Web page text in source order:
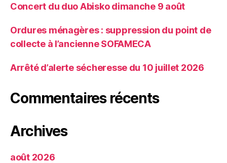
Concert du duo Abisko dimanche 9 août
Ordures ménagères : suppression du point de
collecte à l’ancienne SOFAMECA
Arrêté d’alerte sécheresse du 10 juillet 2026
Commentaires récents
Archives
août 2026